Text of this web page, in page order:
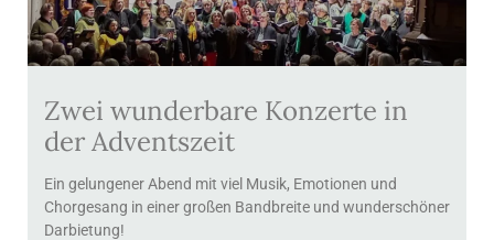
Zwei wunderbare Konzerte in
der Adventszeit
Ein gelungener Abend mit viel Musik, Emotionen und
Chorgesang in einer großen Bandbreite und wunderschöner
Darbietung!